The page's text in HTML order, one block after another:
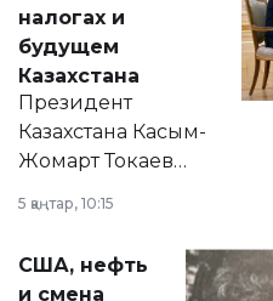
налогах и
будущем
Казахстана
Президент
Казахстана Касым-
Жомарт Токаев
сразу несколько
актуальных тем —
от слухов о
5 қаңтар, 10:15
США, нефть
и смена